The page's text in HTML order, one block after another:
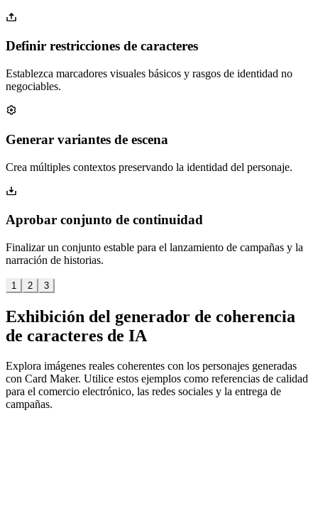
Definir restricciones de caracteres
Establezca marcadores visuales básicos y rasgos de identidad no
negociables.
Generar variantes de escena
Crea múltiples contextos preservando la identidad del personaje.
Aprobar conjunto de continuidad
Finalizar un conjunto estable para el lanzamiento de campañas y la
narración de historias.
1 2 3
Exhibición del generador de coherencia
de caracteres de IA
Explora imágenes reales coherentes con los personajes generadas
con Card Maker. Utilice estos ejemplos como referencias de calidad
para el comercio electrónico, las redes sociales y la entrega de
campañas.